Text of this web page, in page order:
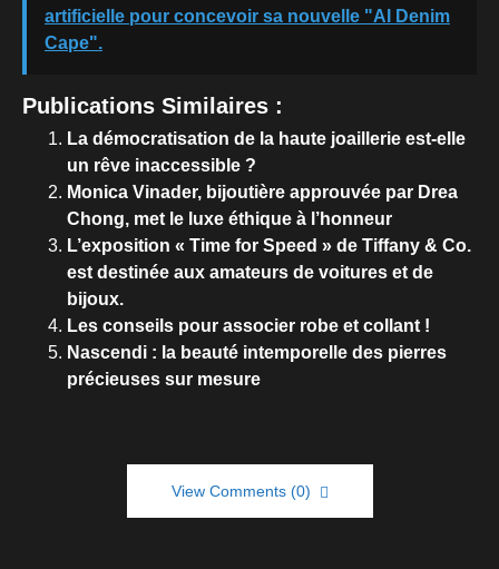
artificielle pour concevoir sa nouvelle "AI Denim
Cape".
Publications Similaires :
La démocratisation de la haute joaillerie est-elle
un rêve inaccessible ?
Monica Vinader, bijoutière approuvée par Drea
Chong, met le luxe éthique à l’honneur
L’exposition « Time for Speed » de Tiffany & Co.
est destinée aux amateurs de voitures et de
bijoux.
Les conseils pour associer robe et collant !
Nascendi : la beauté intemporelle des pierres
précieuses sur mesure
View Comments (0)